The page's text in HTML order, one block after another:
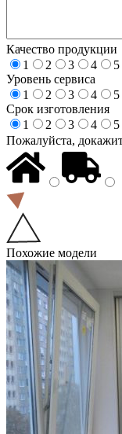
Качество продукции
1
2 3 4
5
Уровень сервиса
1
2 3 4
5
Срок изготовления
1
2 3 4
5
Пожалуйста,
Похожие модели